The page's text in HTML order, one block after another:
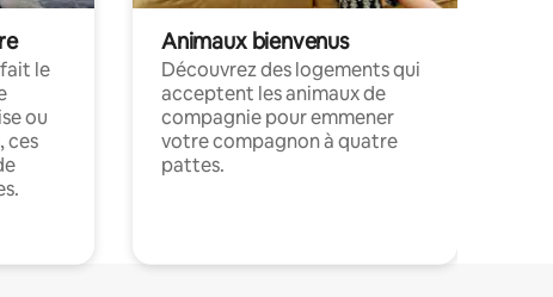
le
ou
ces
Animaux bienvenus
Découvrez des logements qui
acceptent les animaux de
compagnie pour emmener
votre compagnon à quatre
pattes.